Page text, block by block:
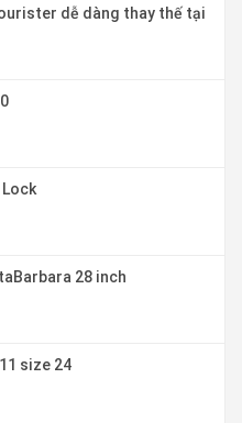
dễ dàng thay thế tại
Lock
28 inch
size 24